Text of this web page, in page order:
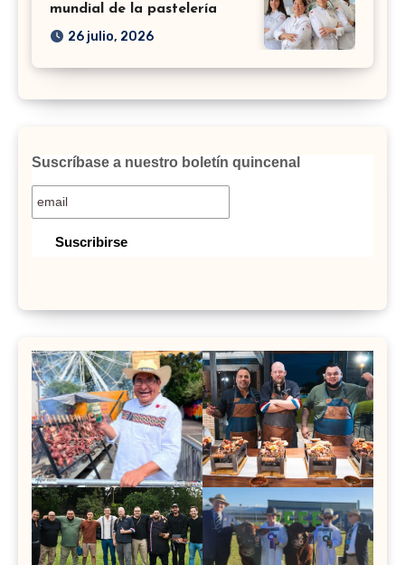
mundial de la pastelería
26 julio, 2026
Suscríbase a nuestro boletín quincenal